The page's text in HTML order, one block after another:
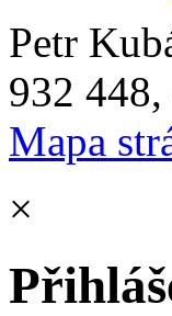
Petr
932
Mapa
×